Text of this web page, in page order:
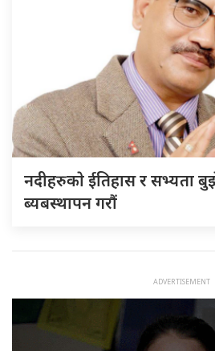
नदीहरुकाे ईतिहास र सभ्यता
ब्यबस्थापन गराैं